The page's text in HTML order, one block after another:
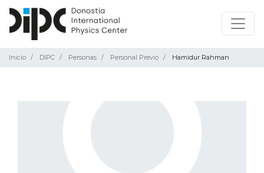
Inicio DIPC Personas Personal Previo Hamidur Rahman